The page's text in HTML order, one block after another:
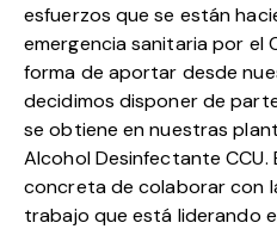
esfuerzos que se están
emergencia sanitaria por el
forma de aportar desde
decidimos disponer de
se obtiene en nuestras
Alcohol Desinfectante CCU.
concreta de colaborar con
trabajo que está liderando